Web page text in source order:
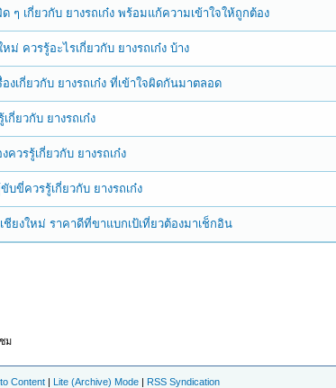
ๆ เกี่ยวกับ ยางรถเก๋ง พร้อมแก้ความเข้าใจให้ถูกต้อง
หม่ ควรรู้อะไรเกี่ยวกับ ยางรถเก๋ง บ้าง
องเกี่ยวกับ ยางรถเก๋ง ที่เข้าใจผิดกันมาตลอด
กี่ยวกับ ยางรถเก๋ง
ควรรู้เกี่ยวกับ ยางรถเก๋ง
บขี่ควรรู้เกี่ยวกับ ยางรถเก๋ง
ยงใหม่ ราคาดีที่ขาแบกเป้เที่ยวต้องมาเช็กอิน
ม
Content | Lite (Archive) Mode | RSS Syndication